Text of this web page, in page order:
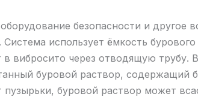
безопасности и другое
использует ёмкость бурового
вибросито через отводящую трубу.
буровой раствор, содержащий
буровой раствор может